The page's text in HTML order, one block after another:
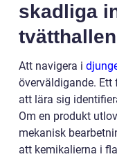
skadliga
tvätthallen
Att navigera i
överväldigande.
att lära sig
Om en produkt
mekanisk
att kemikalierna i